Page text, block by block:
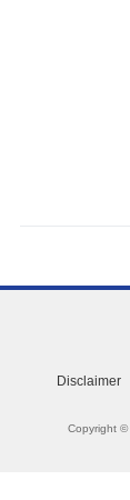
Disclaimer
Copyright ©